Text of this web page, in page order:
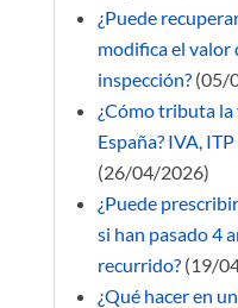
¿Puede
modifica el valor
inspección?(05/
¿Cómo tributa la
España? IVA,
(26/04/2026)
¿Puede
si han pasado 4
recurrido?(19/
¿Qué hacer en